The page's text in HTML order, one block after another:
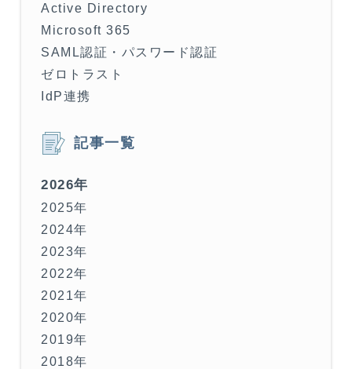
Active Directory
Microsoft 365
SAML認証・パスワード認証
ゼロトラスト
IdP連携
記事一覧
2026年
2025年
2024年
2023年
2022年
2021年
2020年
2019年
2018年